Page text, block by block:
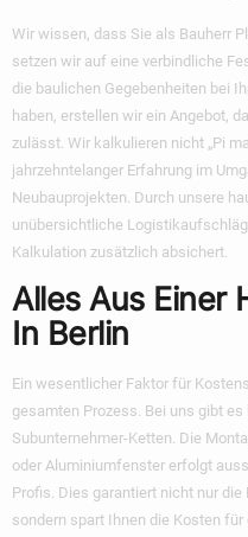
Wir wissen, dass Sie als Bauherr
setzen wir auf eine verbindliche
die baulichen Gegebenheiten bei
haben, erstellen wir ein Angebot,
zulässt. Wir kalkulieren nicht „Pi
jahrzehntelanger Erfahrung im
Neubauprojekten. Durch unsere
unübersichtliche
Kalkulation zusätzlich absichert.
Alles Aus Einer
In Berlin
Ein wesentlicher Faktor für
gesamten Prozess. Bei uns gibt
Subunternehmer-Ketten. Die
oder Aluminiumfenster erfolgt
Profis. Dies garantiert nicht nur
sondern spart Ihnen die Kosten